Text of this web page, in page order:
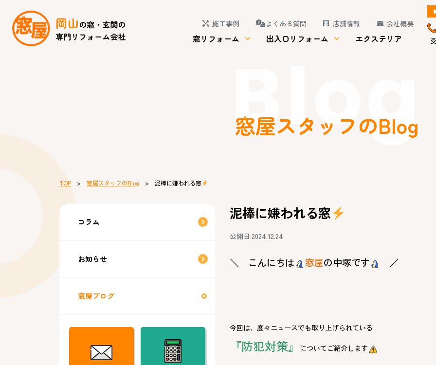
施工事例 よくある質問 店舗情報 会社概要
窓リフォーム 出入口リフォーム エクステリア
Blog
窓屋スタッフのBlog
TOP > 窓屋スタッフのBlog > 泥棒に嫌われる窓
泥棒に嫌われる窓
公開日:2024.12.24
＼ こんにちは 窓屋の中塚です ／
今回は、度々ニュースでも取り上げられている
『防犯対策』 についてご紹介します
コラム
お知らせ
窓屋ブログ